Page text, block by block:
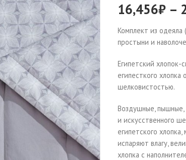
16,456₽ –
Комплект из
простыни и
Египетский хлопок-
египесткого
шелковистостью.
Воздушные, пышные,
и искусственного
египетского
испаряют влагу,
хлопка с